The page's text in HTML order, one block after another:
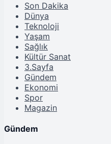
Son Dakika
Dünya
Teknoloji
Yaşam
Sağlık
Kültür Sanat
3.Sayfa
Gündem
Ekonomi
Spor
Magazin
Gündem